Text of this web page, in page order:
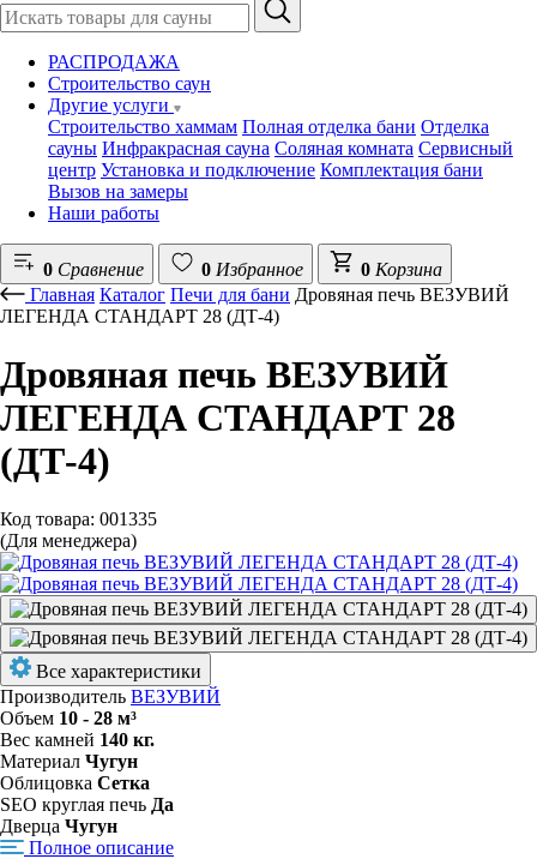
РАСПРОДАЖА
Строительство саун
Другие услуги
Строительство хаммам Полная отделка бани Отделка
сауны Инфракрасная сауна Соляная комната Сервисный
центр Установка и подключение Комплектация бани
Вызов на замеры
Наши работы
0 Сравнение 0 Избранное 0 Корзина
Главная Каталог Печи для бани Дровяная печь ВЕЗУВИЙ
ЛЕГЕНДА СТАНДАРТ 28 (ДТ-4)
Дровяная печь ВЕЗУВИЙ
ЛЕГЕНДА СТАНДАРТ 28
(ДТ-4)
Код товара: 001335
(Для менеджера)
Все характеристики
Производитель ВЕЗУВИЙ
Объем 10 - 28 м³
Вес камней 140 кг.
Материал Чугун
Облицовка Сетка
SEO круглая печь Да
Дверца Чугун
Полное описание